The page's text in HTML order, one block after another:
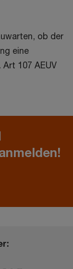
ob der
eine
107 AEUV